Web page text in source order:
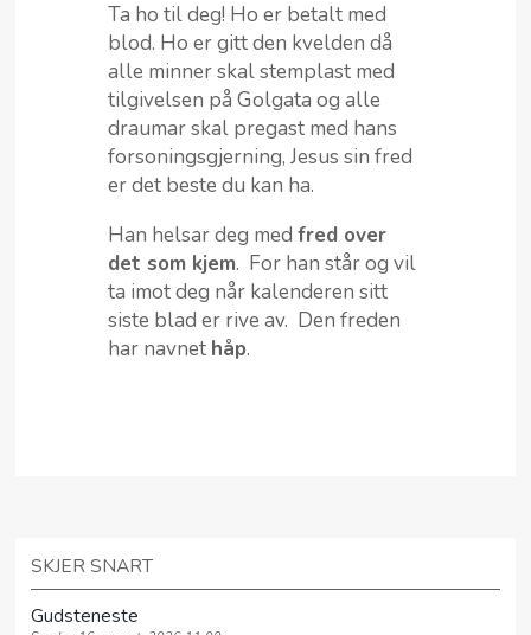
Ta ho til deg! Ho er betalt med
blod. Ho er gitt den kvelden då
alle minner skal stemplast med
tilgivelsen på Golgata og alle
draumar skal pregast med hans
forsoningsgjerning, Jesus sin fred
er det beste du kan ha.
Han helsar deg med fred over
det som kjem. For han står og vil
ta imot deg når kalenderen sitt
siste blad er rive av. Den freden
har navnet håp.
SKJER SNART
Gudsteneste